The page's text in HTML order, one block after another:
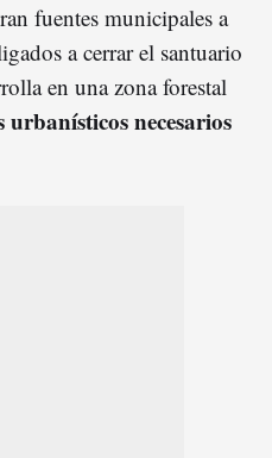
fuentes municipales a
a cerrar el santuario
en una zona forestal
urbanísticos necesarios